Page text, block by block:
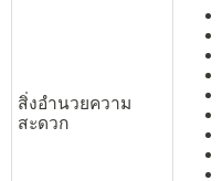
สิ่งอำนวยความ
สะดวก